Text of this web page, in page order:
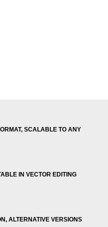
SCALABLE TO ANY
IN VECTOR EDITING
ALTERNATIVE VERSIONS